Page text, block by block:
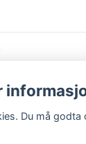
Du må godta